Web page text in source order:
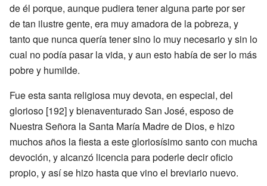
de él porque, aunque pudiera tener alguna parte por ser
de tan ilustre gente, era muy amadora de la pobreza, y
tanto que nunca quería tener sino lo muy necesario y sin lo
cual no podía pasar la vida, y aun esto había de ser lo más
pobre y humilde.
Fue esta santa religiosa muy devota, en especial, del
glorioso [192] y bienaventurado San José, esposo de
Nuestra Señora la Santa María Madre de Dios, e hizo
muchos años la fiesta a este gloriosísimo santo con mucha
devoción, y alcanzó licencia para poderle decir oficio
propio, y así se hizo hasta que vino el breviario nuevo.